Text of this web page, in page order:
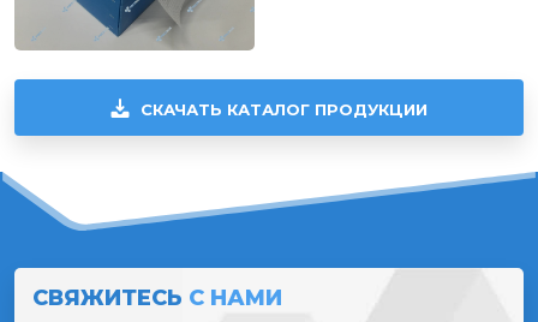
СКАЧАТЬ КАТАЛОГ ПРОДУКЦИИ
СВЯЖИТЕСЬ С НАМИ